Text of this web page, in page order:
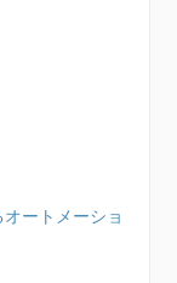
ートメーショ